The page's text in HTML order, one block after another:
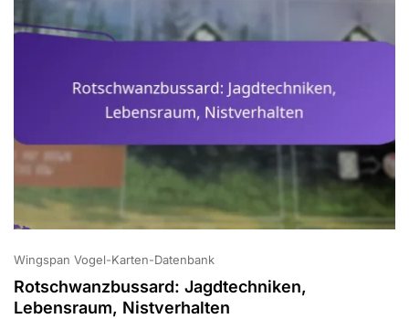
Wingspan Vogel-Karten-Datenbank
Rotschwanzbussard: Jagdtechniken,
Lebensraum, Nistverhalten